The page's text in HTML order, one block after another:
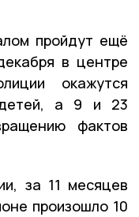
пройдут ещё
в центре
окажутся
детей, а 9 и 23
фактов
за 11 месяцев
произошло 10